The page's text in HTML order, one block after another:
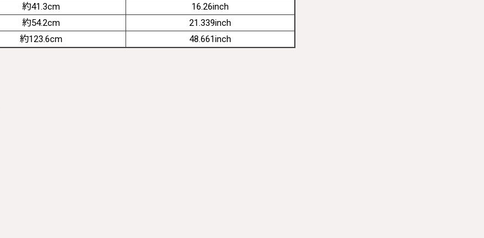
約41.3cm
16.26inch
約54.2cm
21.339inch
約123.6cm 48.661inch